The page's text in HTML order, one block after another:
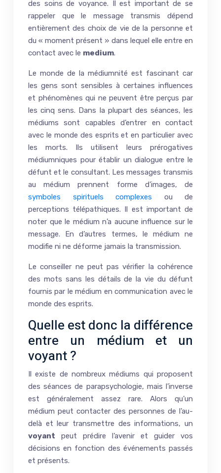
des soins de voyance. Il est important de se
rappeler que le message transmis dépend
entièrement des choix de vie de la personne et
du « moment présent » dans lequel elle entre en
contact avec le medium.
Le monde de la médiumnité est fascinant car
les gens sont sensibles à certaines influences
et phénomènes qui ne peuvent être perçus par
les cinq sens. Dans la plupart des séances, les
médiums sont capables d’entrer en contact
avec le monde des esprits et en particulier avec
les morts. Ils utilisent leurs prérogatives
médiumniques pour établir un dialogue entre le
défunt et le consultant. Les messages transmis
au médium prennent forme d’images, de
symboles spirituels complexes ou de
perceptions télépathiques. Il est important de
noter que le médium n’a aucune influence sur le
message. En d’autres termes, le médium ne
modifie ni ne déforme jamais la transmission.
Le conseiller ne peut pas vérifier la cohérence
des mots sans les détails de la vie du défunt
fournis par le médium en communication avec le
monde des esprits.
Quelle est donc la différence
entre un médium et un
voyant ?
Il existe de nombreux médiums qui proposent
des séances de parapsychologie, mais l’inverse
est généralement assez rare. Alors qu’un
médium peut contacter des personnes de l’au-
delà et leur transmettre des informations, un
voyant peut prédire l’avenir et guider vos
décisions en fonction des événements passés
et présents.